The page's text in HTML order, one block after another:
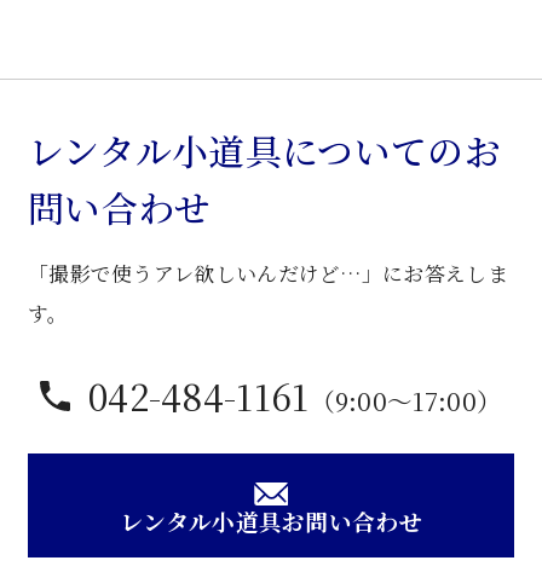
レンタル小道具についてのお
問い合わせ
「撮影で使うアレ欲しいんだけど…」にお答えしま
す。
042-484-1161 （9:00〜17:00）
レンタル小道具お問い合わせ